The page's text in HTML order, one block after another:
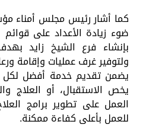
كما أشار رئيس مجلس أمناء
ضوء زيادة الأعداد على
بإنشاء فرع الشيخ زايد
ولتوفير غرف عمليات وإقامة
يضمن تقديم خدمة أفضل
يخص الاستقبال، أو العلاج
العمل على تطوير برامج
للعمل بأعلى كفاءة ممكنة.